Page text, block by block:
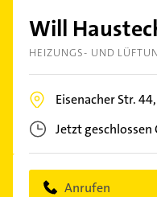
Will
HEIZUNGS- UND
Eisenacher Str. 44,
Jetzt geschlossen
Anrufen